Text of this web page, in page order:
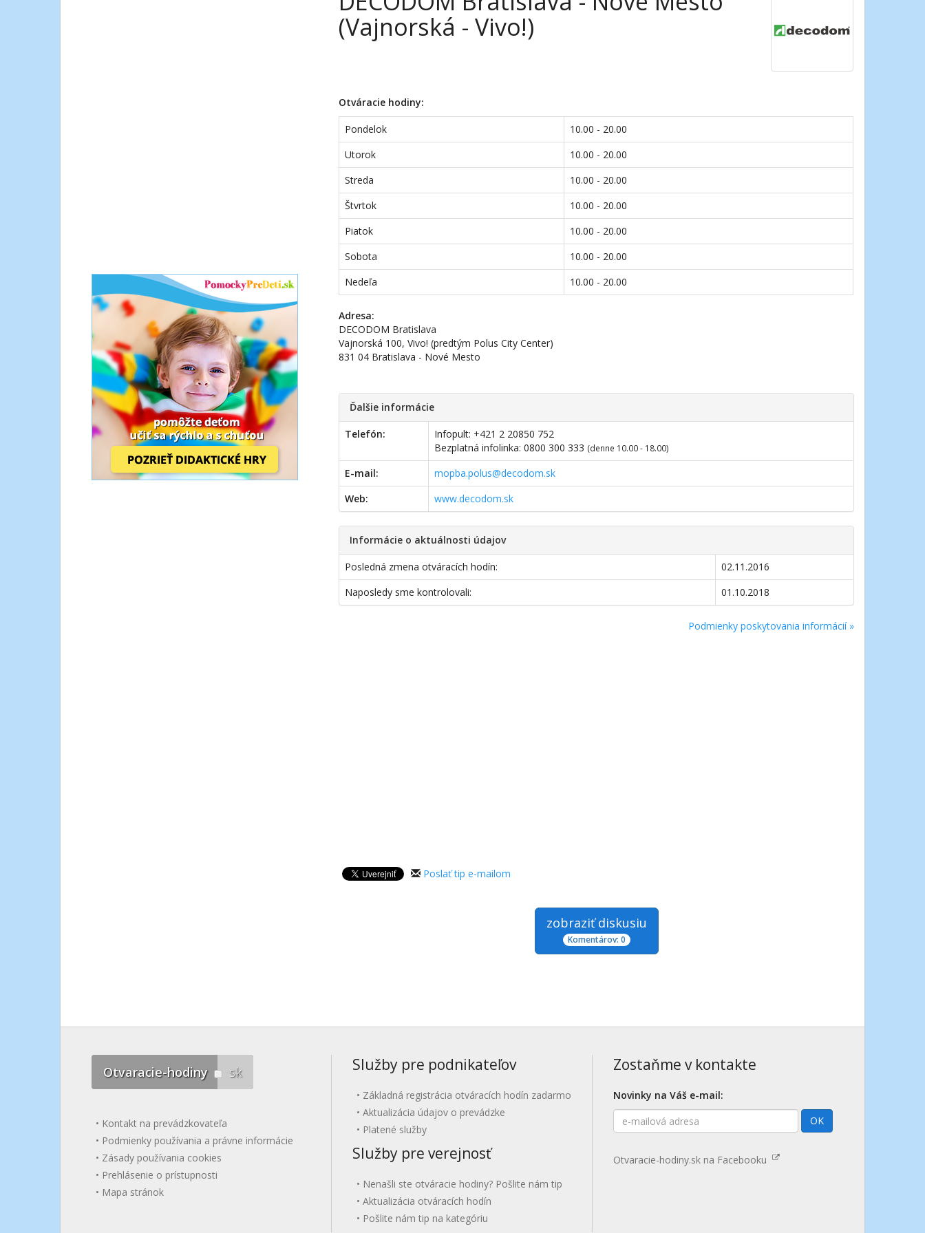
(Vajnorská - Vivo!)
Otváracie hodiny:
Pondelok
10.00 - 20.00
Utorok
10.00 - 20.00
Streda
10.00 - 20.00
Štvrtok
10.00 - 20.00
Piatok
10.00 - 20.00
Sobota
10.00 - 20.00
Nedeľa
10.00 - 20.00
Adresa:
DECODOM Bratislava
Vajnorská 100, Vivo! (predtým Polus City Center)
831 04 Bratislava - Nové Mesto
Ďalšie informácie
Telefón:
Infopult: +421 2 20850 752
Bezplatná infolinka: 0800 300 333 (denne 10.00 - 18.00)
E-mail:
mopba.polus@decodom.sk
Web:
www.decodom.sk
Informácie o aktuálnosti údajov
Posledná zmena otváracích hodín:
02.11.2016
Naposledy sme kontrolovali:
01.10.2018
Podmienky poskytovania informácií »
Poslať tip e-mailom
zobraziť diskusiu
Komentárov: 0
Otvaracie-hodiny sk
Kontakt na prevádzkovateľa
Podmienky používania a právne informácie
Zásady používania cookies
Prehlásenie o prístupnosti
Mapa stránok
Služby pre podnikateľov
Základná registrácia otváracích hodín zadarmo
Aktualizácia údajov o prevádzke
Platené služby
Služby pre verejnosť
Nenašli ste otváracie hodiny? Pošlite nám tip
Aktualizácia otváracích hodín
Pošlite nám tip na kategóriu
Zostaňme v kontakte
Novinky na Váš e-mail:
E-
mailová
OK
Otvaracie-hodiny.sk na Facebooku